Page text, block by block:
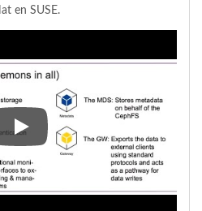
en SUSE.
In deze video wordt gesproken